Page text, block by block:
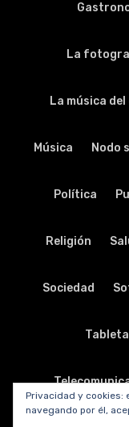
La
La música del
Música Nodo
Política
Religión
Sociedad
Privacidad y cookies:
navegando por él,